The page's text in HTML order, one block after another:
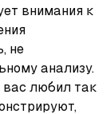
внимания к
не
анализу.
любил так